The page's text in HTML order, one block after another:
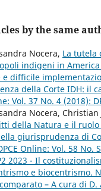
by the same
Nocera, La tutela
indigeni in
e difficile
della Corte IDH: il
Vol. 37 No. 4 (2018):
Nocera, Christian
della Natura e il
giurisprudenza di
Online: Vol. 58 No.
2023 - Il
e biocentrismo.
– A cura di D.